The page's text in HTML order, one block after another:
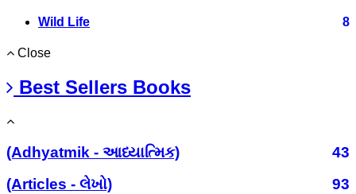
Wild Life 8
Close
Best Sellers Books
(Adhyatmik - આધ્યાત્મિક)
43
(Articles - લેખો)
93